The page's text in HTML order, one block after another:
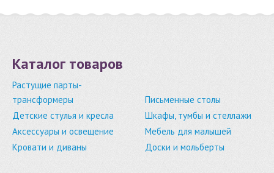
Каталог товаров
Растущие парты-
трансформеры
Письменные столы
Детские стулья и кресла
Шкафы, тумбы и стеллажи
Аксессуары и освещение
Мебель для малышей
Кровати и диваны
Доски и мольберты